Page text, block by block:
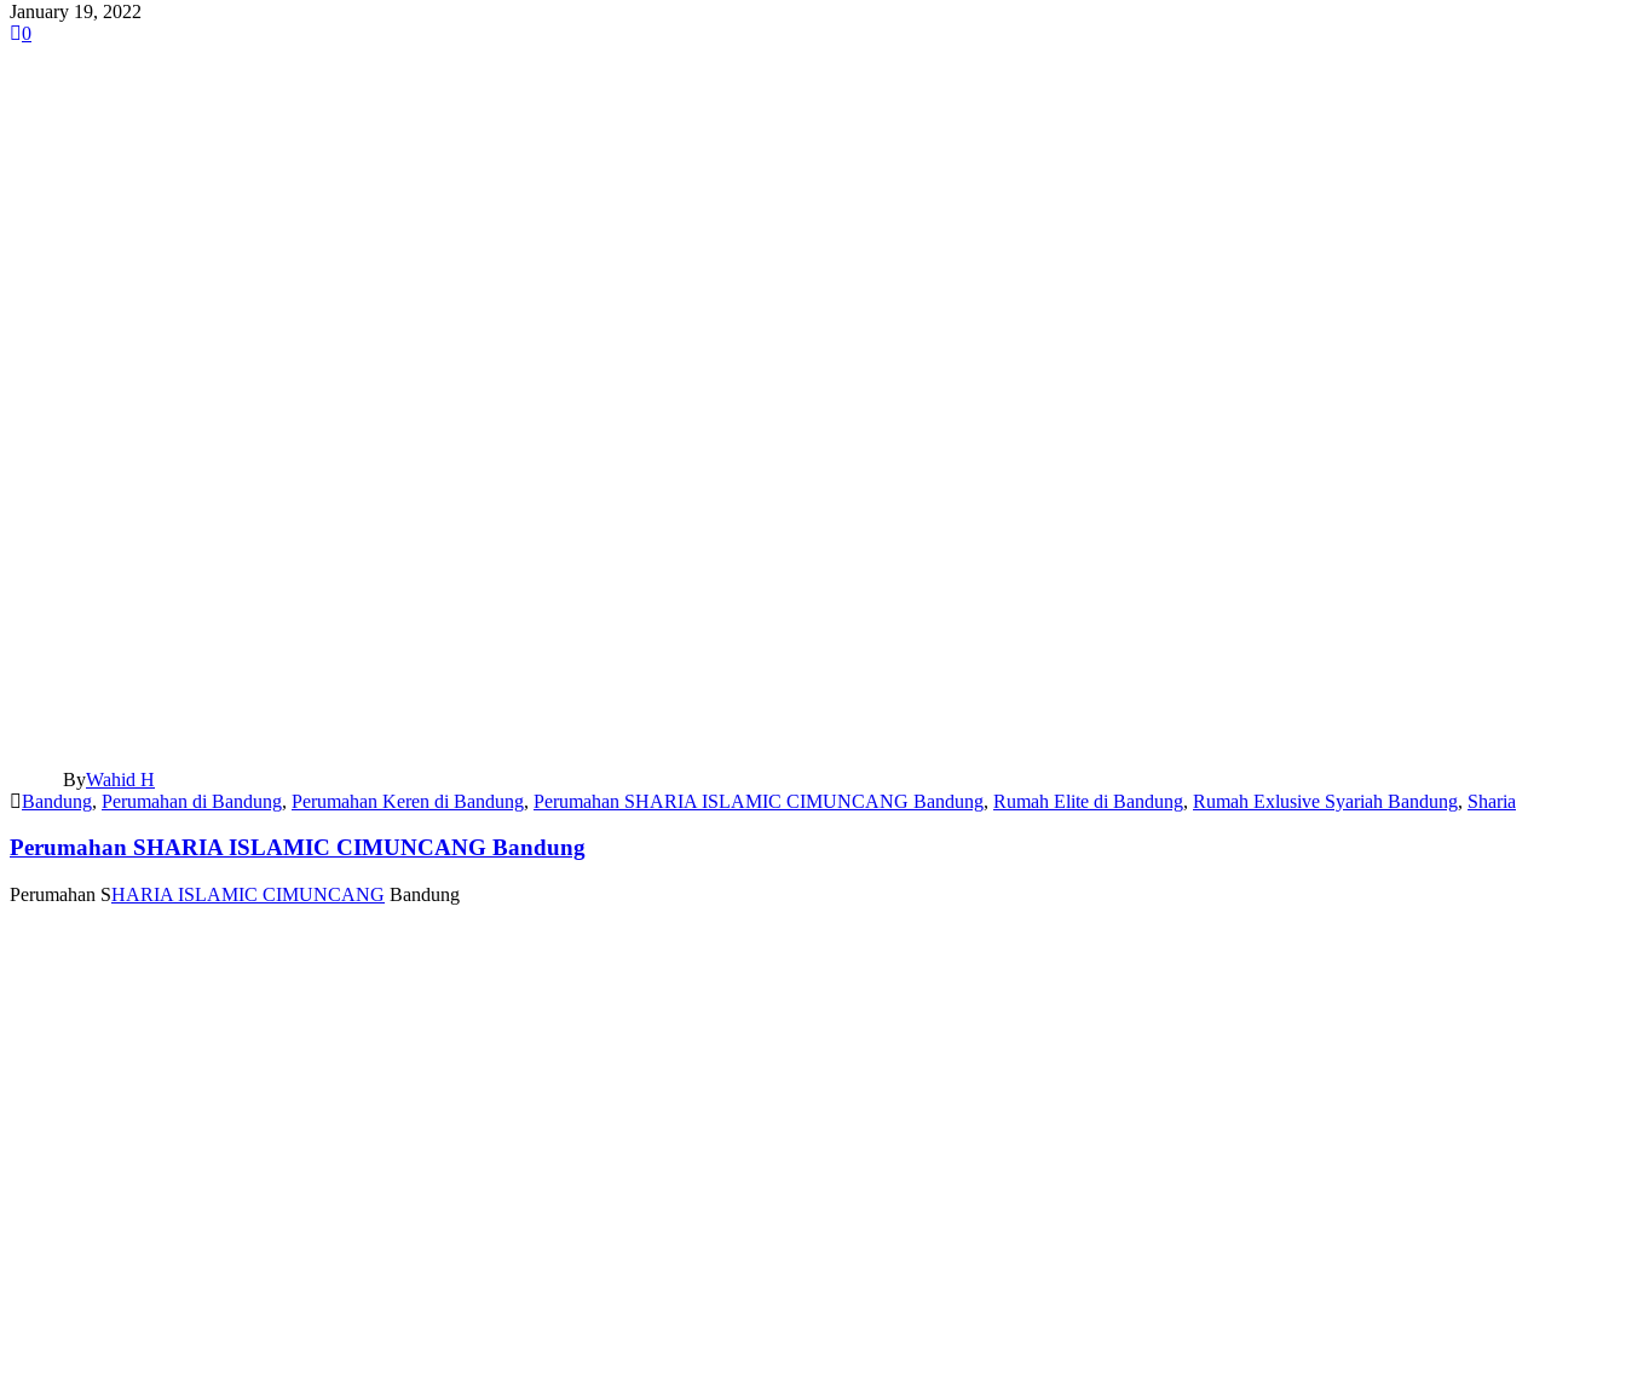
January 19, 2022
0
ByWahid H
Bandung, Perumahan di Bandung, Perumahan Keren di Bandung, Perumahan SHARIA ISLAMIC CIMUNCANG Bandung, Rumah Elite di Bandung, Rumah Exlusive Syariah Bandung, Sharia
Perumahan SHARIA ISLAMIC CIMUNCANG Bandung
Perumahan SHARIA ISLAMIC CIMUNCANG Bandung